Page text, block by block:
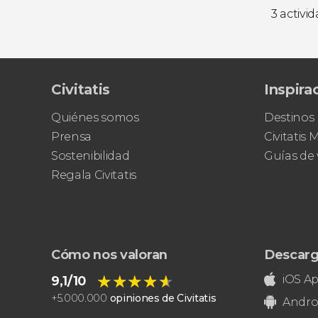
3
Civitatis
Quiénes somos
Prensa
Sostenibilidad
Regala Civitatis
Destinos
Civitatis
Guías de
Cómo nos valoran
9,1/10
★★★★★
★★★★★
+5.000.000 opiniones de Civitatis
iOS